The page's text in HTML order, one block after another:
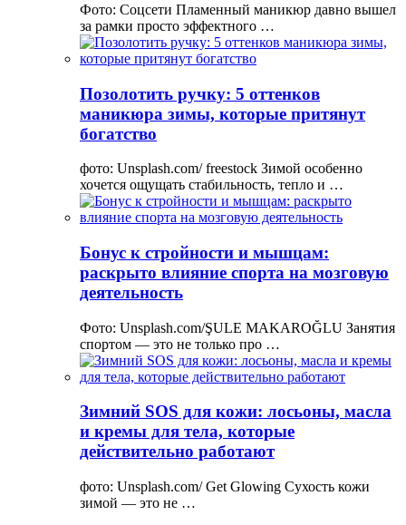
Фото: Соцсети Пламенный маникюр давно вышел
за рамки просто эффектного …
Позолотить ручку: 5 оттенков
маникюра зимы, которые притянут
богатство
фото: Unsplash.com/ freestock Зимой особенно
хочется ощущать стабильность, тепло и …
Бонус к стройности и мышцам:
раскрыто влияние спорта на мозговую
деятельность
Фото: Unsplash.com/ŞULE MAKAROĞLU Занятия
спортом — это не только про …
Зимний SOS для кожи: лосьоны, масла
и кремы для тела, которые
действительно работают
фото: Unsplash.com/ Get Glowing Сухость кожи
зимой — это не …